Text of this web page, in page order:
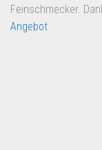
Feinschmecker.
Angebot